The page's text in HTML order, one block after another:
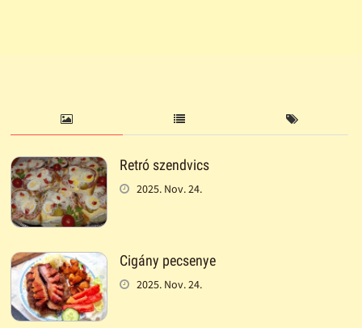
Retró szendvics
2025. Nov. 24.
Cigány pecsenye
2025. Nov. 24.